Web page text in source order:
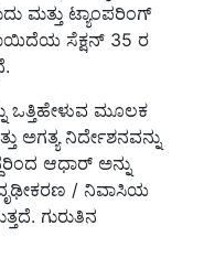
ಮತ್ತು ಟ್ಯಾಂಪರಿಂಗ್
ಸೆಕ್ಷನ್ 35 ರ
ಒತ್ತಿಹೇಳುವ ಮೂಲಕ
ಅಗತ್ಯ ನಿರ್ದೇಶನವನ್ನು
ಆಧಾರ್ ಅನ್ನು
ದೃಢೀಕರಣ / ನಿವಾಸಿಯ
ಗುರುತಿನ